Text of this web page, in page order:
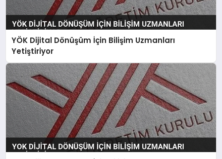
YÖK Dijital Dönüşüm İçin Bilişim Uzmanları
Yetiştiriyor